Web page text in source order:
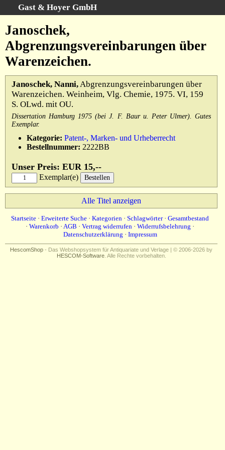
Gast & Hoyer GmbH
Startseite
Erweiterte Suche
Kategorien
Schlagwörter
Gesamtbestand
Warenkorb
AGB
Widerruf
Impressum
Janoschek,
Abgrenzungsvereinbarungen über
Warenzeichen.
Janoschek, Nanni,Abgrenzungsvereinbarungen über
Warenzeichen. Weinheim, Vlg. Chemie, 1975. VI, 159
S. OLwd. mit OU.
Dissertation Hamburg 1975 (bei J. F. Baur u. Peter Ulmer). Gutes
Exemplar.
Kategorie: Patent-, Marken- und Urheberrecht
Bestellnummer: 2222BB
Unser Preis: EUR 15,--
Exemplar(e)
Alle Titel anzeigen
Startseite · Erweiterte Suche · Kategorien · Schlagwörter· Gesamtbestand
· Warenkorb · AGB · Vertrag widerrufen · Widerrufsbelehrung ·
Datenschutzerklärung · Impressum
HescomShop - Das Webshopsystem für Antiquariate und Verlage | © 2006-2026 by
HESCOM-Software. Alle Rechte vorbehalten.